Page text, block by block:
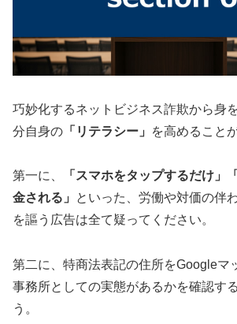
巧妙化するネットビジネス詐欺から身
分自身の 「リテラシー」 を高めること
第一に、
「スマホをタップするだけ」
金される」
といった、労働や対価の伴
を謳う広告は全て疑ってください。
第二に、特商法表記の住所をGoogleマ
事務所としての実態があるかを確認す
う。